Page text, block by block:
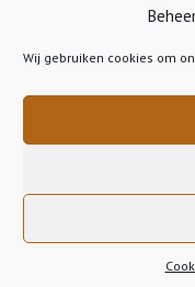
Wij gebruiken cookies om
vanaf €50,00 - - - Gratis